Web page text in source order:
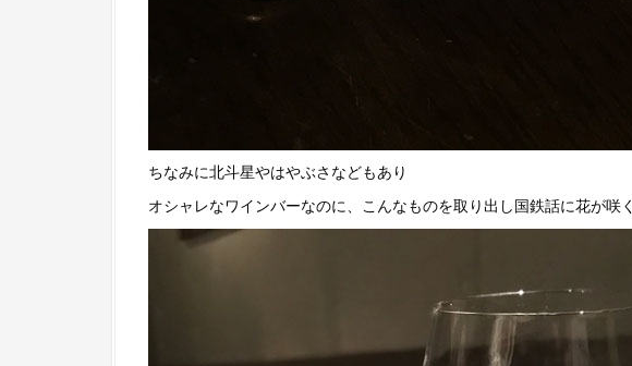
ちなみに北斗星やはやぶさなどもあり
オシャレなワインバーなのに、こんなものを取り出し国鉄話に花が咲く